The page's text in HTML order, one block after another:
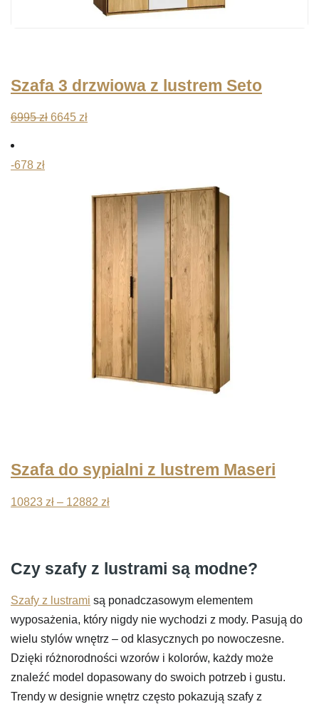
Szafa 3 drzwiowa z lustrem Seto
6995zł Pierwotna
6645 złAktualna
-678 zł
Szafa do sypialni z lustrem Maseri
10823 zł – 12882 złZakres
do
12882 zł
Czy szafy z lustrami są modne?
Szafy z lustrami są ponadczasowym elementem
wyposażenia, który nigdy nie wychodzi z mody. Pasują do
wielu stylów wnętrz – od klasycznych po nowoczesne.
Dzięki różnorodności wzorów i kolorów, każdy może
znaleźć model dopasowany do swoich potrzeb i gustu.
Trendy w designie wnętrz często pokazują szafy z